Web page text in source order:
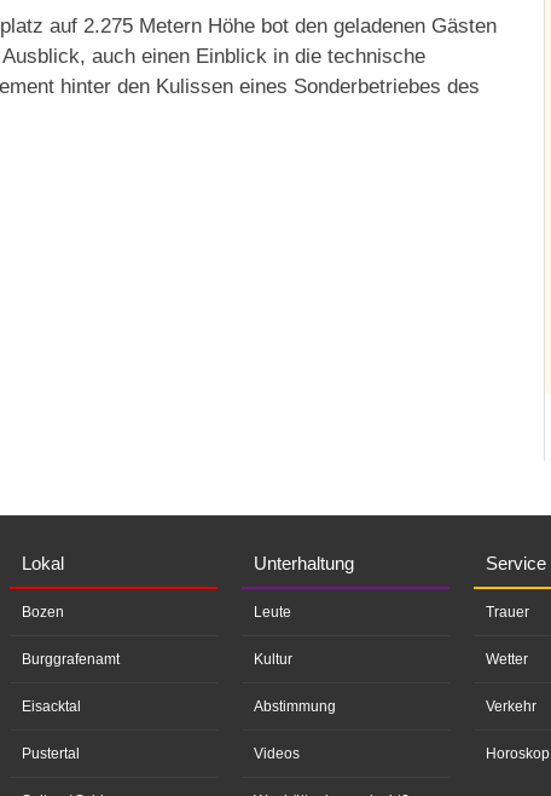
auf 2.275 Metern Höhe bot den geladenen Gästen
auch einen Einblick in die technische
hinter den Kulissen eines Sonderbetriebes des
Lokal
Bozen
Burggrafenamt
Eisacktal
Pustertal
Unterhaltung
Leute
Kultur
Abstimmung
Videos
Service
Trauer
Wetter
Verkehr
Horoskop